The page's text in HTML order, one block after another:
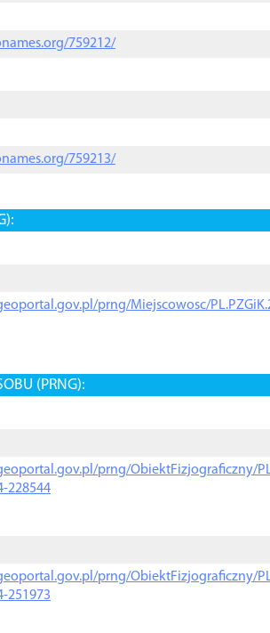
759212/
759213/
prng/Miejscowosc/
(PRNG):
prng/ObiektFizjograficzny/
228544
prng/ObiektFizjograficzny/
251973